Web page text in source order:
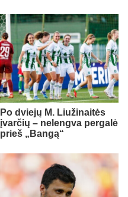
Po dviejų M. Liužinaitės
įvarčių – nelengva pergalė
prieš „Bangą“